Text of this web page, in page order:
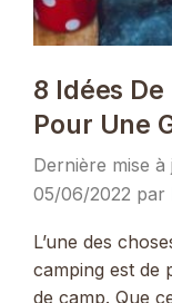
8 Idées
Pour Une
05/06/2022 par
L’une des
camping est de
de camp. Que